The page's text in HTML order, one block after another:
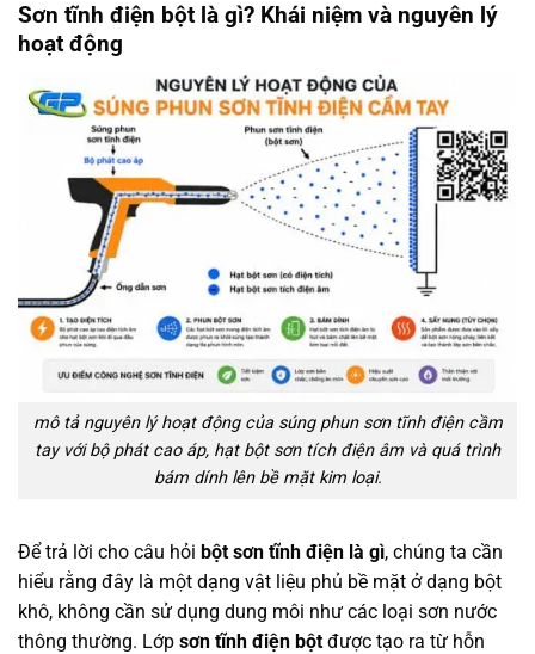
Sơn tĩnh điện bột là gì? Khái niệm và nguyên lý
hoạt động
mô tả nguyên lý hoạt động của súng phun sơn tĩnh điện cầm
tay với bộ phát cao áp, hạt bột sơn tích điện âm và quá trình
bám dính lên bề mặt kim loại.
Để trả lời cho câu hỏi bột sơn tĩnh điện là gì, chúng ta cần
hiểu rằng đây là một dạng vật liệu phủ bề mặt ở dạng bột
khô, không cần sử dụng dung môi như các loại sơn nước
thông thường. Lớp sơn tĩnh điện bột được tạo ra từ hỗn